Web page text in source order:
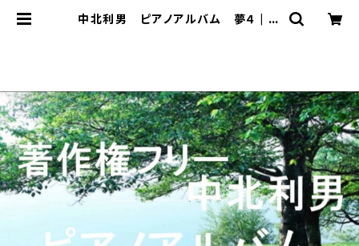
中北利男 ピアノアルバム 夢４ | 著